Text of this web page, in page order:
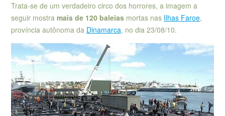
Trata-se de um verdadeiro circo dos horrores, a imagem a
seguir mostra mais de 120 baleias mortas nas Ilhas Faroe,
província autônoma da Dinamarca, no dia 23/08/10.